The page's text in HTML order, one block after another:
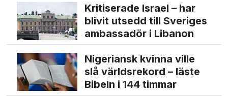
Kritiserade Israel – har
blivit utsedd till Sveriges
ambassadör i Libanon
Nigeriansk kvinna ville
slå världs­rekord – läste
Bibeln i 144 timmar